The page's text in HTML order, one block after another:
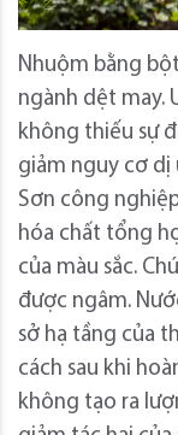
Nhuộm bằng
ngành dệt may.
không thiếu sự
giảm nguy cơ dị
Sơn công
hóa chất tổng
của màu sắc.
được ngâm.
sở hạ tầng của
cách sau khi
không tạo ra